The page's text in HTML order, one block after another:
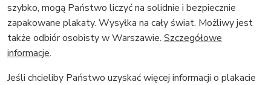
szybko, mogą Państwo liczyć na solidnie i bezpiecznie
zapakowane plakaty. Wysyłka na cały świat. Możliwy jest
także odbiór osobisty w Warszawie. Szczegółowe
informacje.
Jeśli chcieliby Państwo uzyskać więcej informacji o plakacie